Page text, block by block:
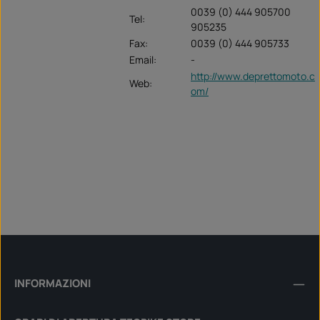
Tel:
0039 (0) 444 905700
905235
Fax:
0039 (0) 444 905733
Email:
-
Web:
http://www.deprettomoto.c
om/
INFORMAZIONI